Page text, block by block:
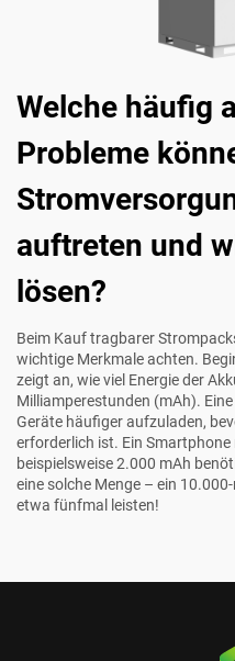
Welche häufig
Probleme
auftreten und
lösen?
Beim Kauf tragbarer
wichtige Merkmale achten.
zeigt an, wie viel Energie der
Milliamperestunden (mAh).
Geräte häufiger aufzuladen,
erforderlich ist. Ein
beispielsweise 2.000 mAh
eine solche Menge – ein
etwa fünfmal leisten!